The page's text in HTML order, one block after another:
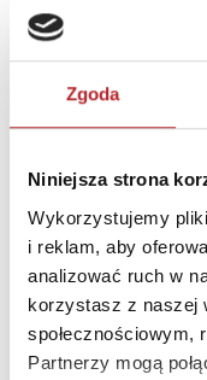
Zgoda
Niniejsza strona
Wykorzystujemy
i reklam, aby
analizować ruch w
korzystasz z naszej
społecznościowym,
Partnerzy mogą
E-mail
INNI KLIENCI